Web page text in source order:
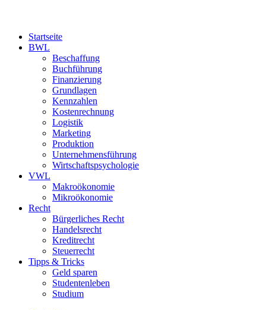
Startseite
BWL
Beschaffung
Buchführung
Finanzierung
Grundlagen
Kennzahlen
Kostenrechnung
Logistik
Marketing
Produktion
Unternehmensführung
Wirtschaftspsychologie
VWL
Makroökonomie
Mikroökonomie
Recht
Bürgerliches Recht
Handelsrecht
Kreditrecht
Steuerrecht
Tipps & Tricks
Geld sparen
Studentenleben
Studium